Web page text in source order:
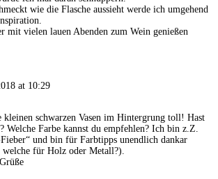
wie die Flasche aussieht werde ich umgehend
mit vielen lauen Abenden zum Wein genießen
at 10:29
schwarzen Vasen im Hintergrung toll! Hast
Welche Farbe kannst du empfehlen? Ich bin z.Z.
und bin für Farbtipps unendlich dankar
für Holz oder Metall?).